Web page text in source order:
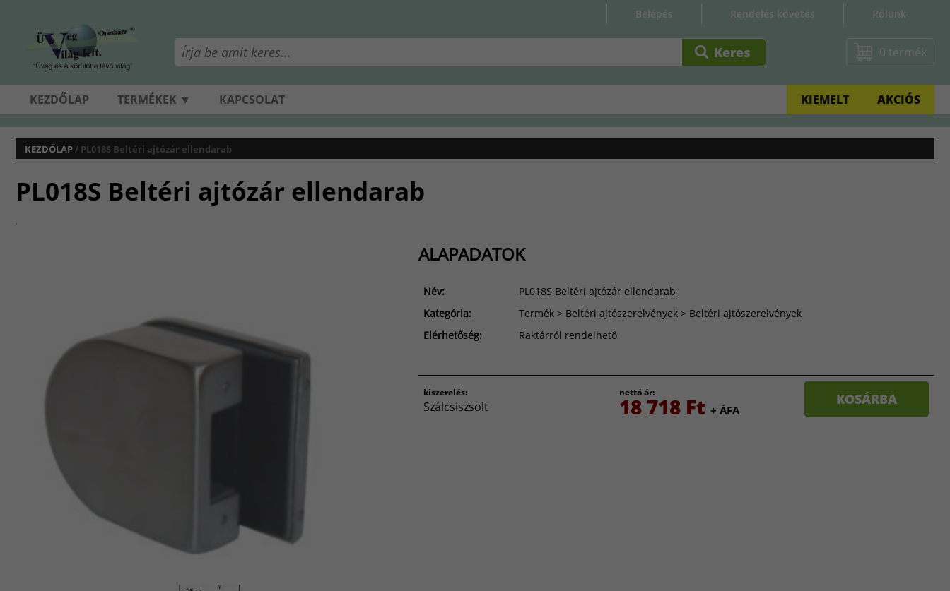
Rólunk
Rendelés követés
Belépés
0 termék
KEZDŐLAP TERMÉKEK ▼ KAPCSOLAT AKCIÓS
KIEMELT
KEZDŐLAP/ PL018S Beltéri ajtózár ellendarab
PL018S Beltéri ajtózár ellendarab
.
ALAPADATOK
Név:
PL018S Beltéri ajtózár ellendarab
Kategória:
Termék > Beltéri ajtószerelvények > Beltéri ajtószerelvények
Elérhetőség:
Raktárról rendelhető
kiszerelés:
Szálcsiszsolt
nettó ár:
18 718 Ft + ÁFA
KOSÁRBA